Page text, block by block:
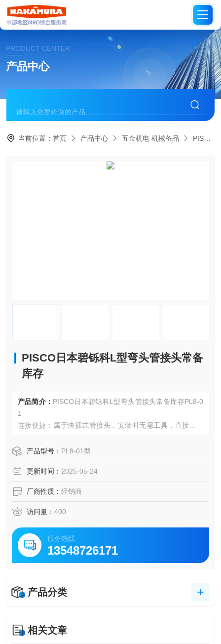
PRODUCT CENTER
产品中心
当前位置：首页 产品中心 五金机电 机械备品 PISCO日本碧铄科
PISCO日本碧铄科L型弯头管接头常备
库存
产品简介： PISCO日本碧铄科L型弯头管接头常备库存PL8-0
1
连接便捷：属于快插式管接头，安装时无需工具，直接将气
效率，便于设备维护与检修。
产品型号： PL8-01型
更新时间： 2025-05-24
厂商性质： 经销商
访问量： 400
服务热线
13548726171
产品分类
相关文章